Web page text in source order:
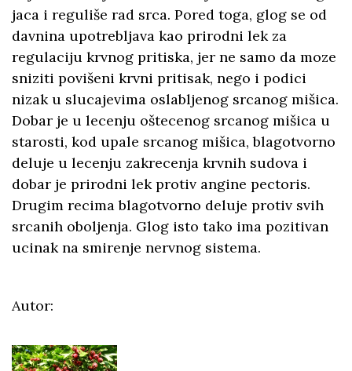
jaca i reguliše rad srca. Pored toga, glog se od
davnina upotrebljava kao prirodni lek za
regulaciju krvnog pritiska, jer ne samo da moze
sniziti povišeni krvni pritisak, nego i podici
nizak u slucajevima oslabljenog srcanog mišica.
Dobar je u lecenju oštecenog srcanog mišica u
starosti, kod upale srcanog mišica, blagotvorno
deluje u lecenju zakrecenja krvnih sudova i
dobar je prirodni lek protiv angine pectoris.
Drugim recima blagotvorno deluje protiv svih
srcanih oboljenja. Glog isto tako ima pozitivan
ucinak na smirenje nervnog sistema.
Autor: